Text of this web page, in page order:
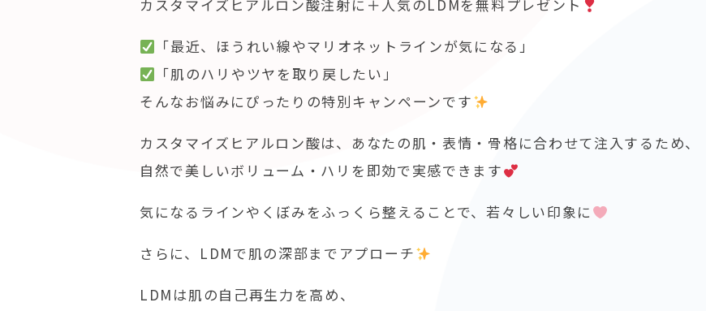
カスタマイズヒアルロン酸注射に＋人気のLDMを無料プレゼント
「最近、ほうれい線やマリオネットラインが気になる」
「肌のハリやツヤを取り戻したい」
そんなお悩みにぴったりの特別キャンペーンです
カスタマイズヒアルロン酸は、あなたの肌・表情・骨格に合わせて注入するため、
自然で美しいボリューム・ハリを即効で実感できます
気になるラインやくぼみをふっくら整えることで、若々しい印象に
さらに、LDMで肌の深部までアプローチ
LDMは肌の自己再生力を高め、